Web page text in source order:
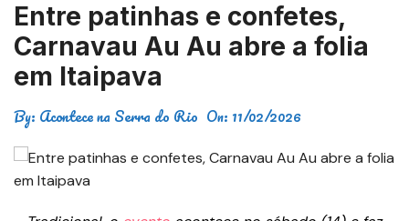
Entre patinhas e confetes,
Carnavau Au Au abre a folia
em Itaipava
By: Acontece na Serra do Rio On: 11/02/2026